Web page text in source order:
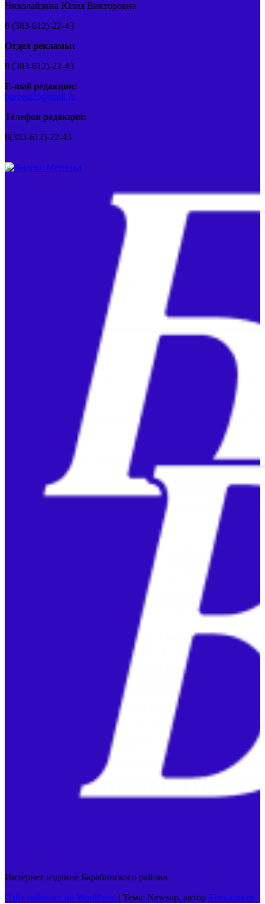
Николайзина Юлия Викторовна
8 (383-612)-22-43
Отдел рекламы:
8 (383-612)-22-43
E-mail редакции:
barvest20@mail.ru
Телефон редакции:
8(383-612)-22-43
Интернет издание Барабинского района
Сайт работает на WordPress | Тема: Newsup, автор Themeansar